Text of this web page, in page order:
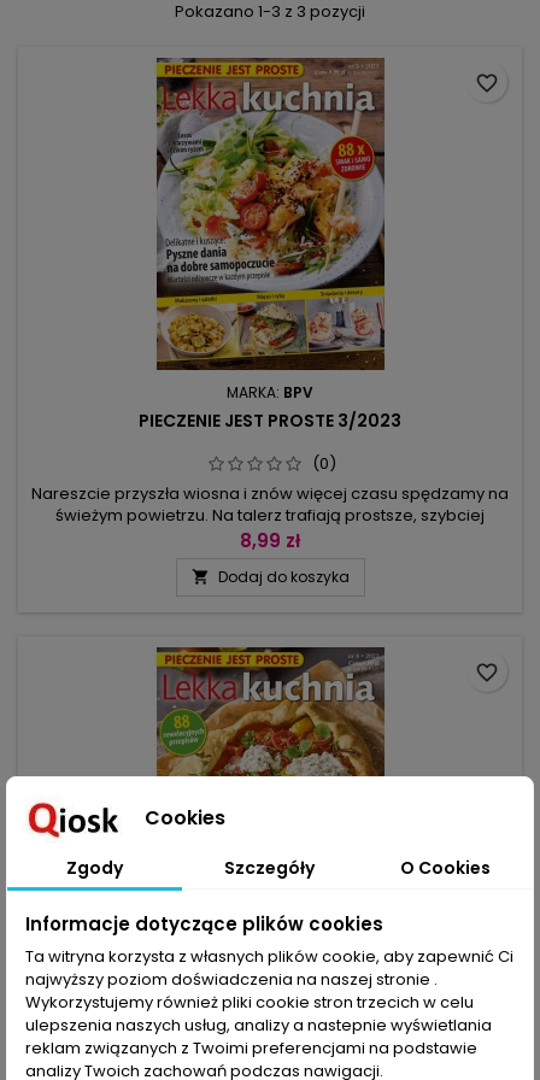
Pokazano 1-3 z 3 pozycji
MARKA: BPV
PIECZENIE JEST PROSTE 3/2023
(0)
Nareszcie przyszła wiosna i znów więcej czasu spędzamy na
świeżym powietrzu. Na talerz trafiają prostsze, szybciej
przygotowane i mniej treściwe dania. Lekka kuchnia znowu
jasna mniej kaloryczna, ale też lekkostrawna, a już zwłaszcza
8,99 zł
 Dodaj do koszyka
favorite_border
MARKA:BPV
PIECZENIE JEST PROSTE 4/2022
(0)
favorite_border
Cookies
Zgody Szczegóły O Cookies
Informacje dotyczące plików cookies
Ta witryna korzysta z własnych plików cookie, aby zapewnić Ci
najwyższy poziom doświadczenia na naszej stronie .
Wykorzystujemy również pliki cookie stron trzecich w celu
ulepszenia naszych usług, analizy a nastepnie wyświetlania
reklam związanych z Twoimi preferencjami na podstawie
analizy Twoich zachowań podczas nawigacji.